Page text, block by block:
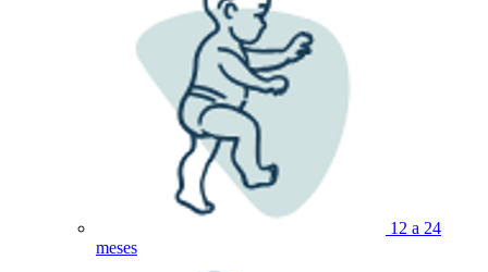
12 a 24
meses